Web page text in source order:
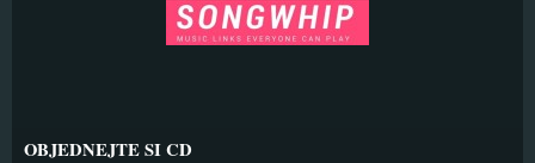
OBJEDNEJTE SI CD